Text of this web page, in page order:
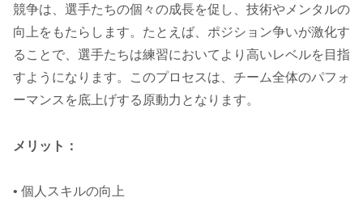
競争は、選手たちの個々の成長を促し、技術やメンタルの
向上をもたらします。たとえば、ポジション争いが激化す
ることで、選手たちは練習においてより高いレベルを目指
すようになります。このプロセスは、チーム全体のパフォ
ーマンスを底上げする原動力となります。
メリット：
• 個人スキルの向上